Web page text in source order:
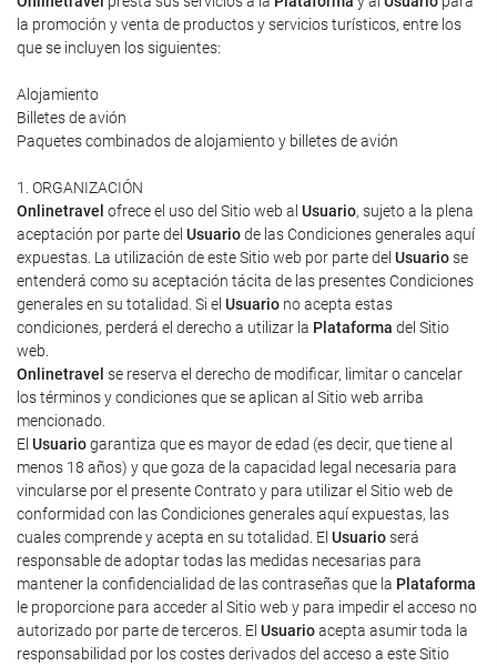
la promoción y venta de productos y servicios turísticos, entre los
que se incluyen los siguientes:
Alojamiento
Billetes de avión
Paquetes combinados de alojamiento y billetes de avión
1. ORGANIZACIÓN
Onlinetravel ofrece el uso del Sitio web al Usuario, sujeto a la plena
aceptación por parte del Usuariode las Condiciones generales aquí
expuestas. La utilización de este Sitio web por parte del Usuariose
entenderá como su aceptación tácita de las presentes Condiciones
generales en su totalidad. Si el Usuario no acepta estas
condiciones, perderá el derecho a utilizar la Plataforma del Sitio
web.
Onlinetravel se reserva el derecho de modificar, limitar o cancelar
los términos y condiciones que se aplican al Sitio web arriba
mencionado.
El Usuariogarantiza que es mayor de edad (es decir, que tiene al
menos 18 años) y que goza de la capacidad legal necesaria para
vincularse por el presente Contrato y para utilizar el Sitio web de
conformidad con las Condiciones generales aquí expuestas, las
cuales comprende y acepta en su totalidad. El Usuarioserá
responsable de adoptar todas las medidas necesarias para
mantener la confidencialidad de las contraseñas que la Plataforma
le proporcione para acceder al Sitio web y para impedir el acceso no
autorizado por parte de terceros. El Usuarioacepta asumir toda la
responsabilidad por los costes derivados del acceso a este Sitio